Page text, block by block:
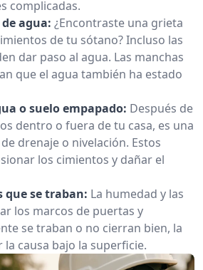
complicadas.
agua: ¿Encontraste una grieta
de tu sótano? Incluso las
dar paso al agua. Las manchas
que el agua también ha estado
o suelo empapado: Después de
dentro o fuera de tu casa, es una
drenaje o nivelación. Estos
los cimientos y dañar el
que se traban: La humedad y las
los marcos de puertas y
se traban o no cierran bien, la
causa bajo la superficie.